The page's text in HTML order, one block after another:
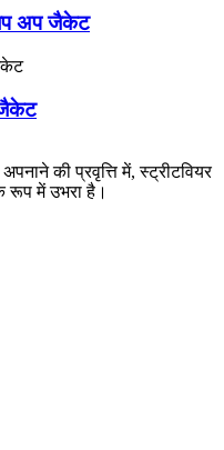
अप जैकेट
की प्रवृत्ति में, स्ट्रीटवियर
रूप में उभरा है।